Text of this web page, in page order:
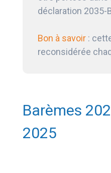
déclaration 2035-
Bon à savoir :
reconsidérée
Barèmes
2025